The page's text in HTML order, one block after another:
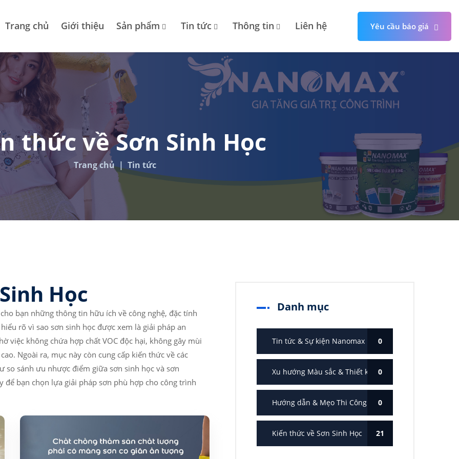
Trang chủ Giới thiệu Sản phẩm Tin tức Thông tin Liên hệ Yêu cầu báo giá
thức về Sơn Sinh Học
Trang chủ Tin tức
Học
bạn những thông tin hữu ích về công nghệ, đặc tính
rõ vì sao sơn sinh học được xem là giải pháp an
việc không chứa hợp chất VOC độc hại, không gây mùi
Ngoài ra, mục này còn cung cấp kiến thức về các
so sánh ưu nhược điểm giữa sơn sinh học và sơn
bạn chọn lựa giải pháp sơn phù hợp cho công trình
Danh mục
Tin tức & Sự kiện Nanomax 0
Xu hướng Màu sắc & Thiết kế 0
Hướng dẫn & Mẹo Thi Công 0
Kiến thức về Sơn Sinh Học 21